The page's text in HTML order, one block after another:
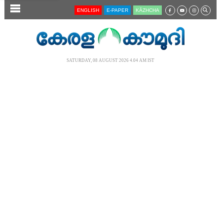
SECTIONS ENGLISH E-PAPER KĀZHCHA
SATURDAY, 08 AUGUST 2026 4.04 AM IST